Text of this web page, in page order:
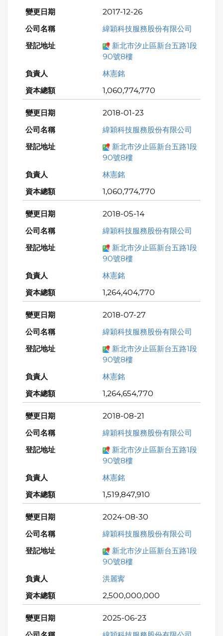
2017-12-26
緯穎科技服務股份有限公司
新北市汐止區新台五路1段
90號8樓
林憲銘
1,060,774,770
2018-01-23
緯穎科技服務股份有限公司
新北市汐止區新台五路1段
90號8樓
林憲銘
1,060,774,770
2018-05-14
緯穎科技服務股份有限公司
新北市汐止區新台五路1段
90號8樓
林憲銘
1,264,404,770
2018-07-27
緯穎科技服務股份有限公司
新北市汐止區新台五路1段
90號8樓
林憲銘
1,264,654,770
2018-08-21
緯穎科技服務股份有限公司
新北市汐止區新台五路1段
90號8樓
林憲銘
1,519,847,910
2024-08-30
緯穎科技服務股份有限公司
新北市汐止區新台五路1段
90號8樓
洪麗寗
2,500,000,000
2025-06-23